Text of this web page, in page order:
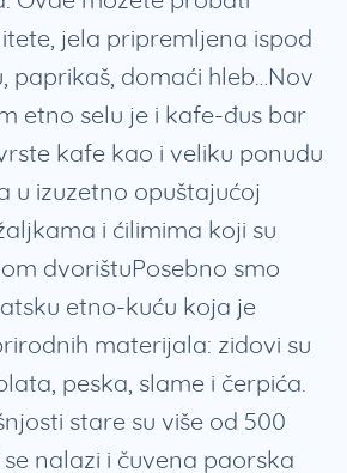
jela pripremljena ispod
paprikaš, domaći hleb…Nov
etno selu je i kafe-đus bar
kafe kao i veliku ponudu
u izuzetno opuštajućoj
i ćilimima koji su
dvorištuPosebno smo
etno-kuću koja je
materijala: zidovi su
peska, slame i čerpića.
stare su više od 500
nalazi i čuvena paorska